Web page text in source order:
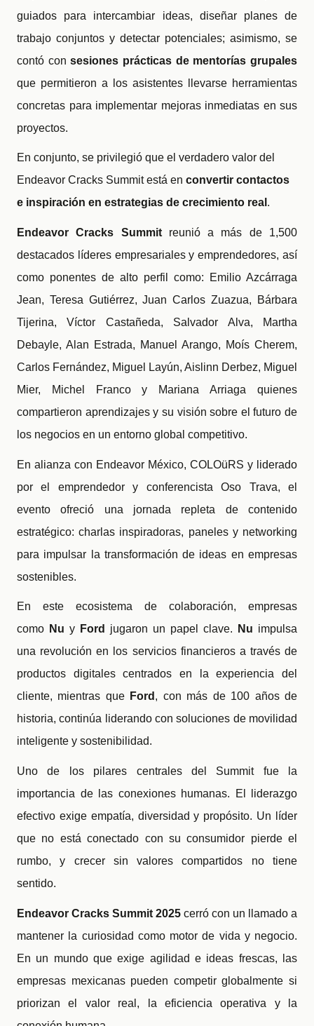
guiados para intercambiar ideas, diseñar planes de
trabajo conjuntos y detectar potenciales; asimismo, se
contó consesiones prácticas de mentorías grupales
que permitieron a los asistentes llevarse herramientas
concretas para implementar mejoras inmediatas en sus
proyectos.
En conjunto, se privilegió que el verdadero valor del
Endeavor Cracks Summit está en convertir contactos
e inspiración en estrategias de crecimiento real .
Endeavor Cracks Summitreunió a más de 1,500
destacados líderes empresariales y emprendedores, así
como ponentes de alto perfil como: Emilio Azcárraga
Jean, Teresa Gutiérrez, Juan Carlos Zuazua, Bárbara
Tijerina, Víctor Castañeda, Salvador Alva, Martha
Debayle, Alan Estrada, Manuel Arango, Moís Cherem,
Carlos Fernández, Miguel Layún, Aislinn Derbez, Miguel
Mier, Michel Franco y Mariana Arriaga quienes
compartieron aprendizajes y su visión sobre el futuro de
los negocios en un entorno global competitivo.
En alianza con Endeavor México, COLOüRS y liderado
por el emprendedor y conferencista Oso Trava, el
evento
ofreció una jornada repleta de contenido
estratégico: charlas inspiradoras, paneles y networking
para impulsar la transformación de ideas en empresas
sostenibles.
En este ecosistema de colaboración, empresas
como Nu y Ford jugaron un papel clave. Nu impulsa
una revolución en los servicios financieros a través de
productos digitales centrados en la experiencia del
cliente, mientras que Ford , con más de 100 años de
historia, continúa liderando con soluciones de movilidad
inteligente y sostenibilidad.
Uno de los pilares centrales del Summit fue la
importancia de las conexiones humanas. El liderazgo
efectivo exige empatía, diversidad y propósito. Un líder
que no está conectado con su consumidor pierde el
rumbo, y crecer sin valores compartidos no tiene
sentido.
Endeavor Cracks Summit 2025 cerró con un llamado a
mantener la curiosidad como motor de vida y negocio.
En un mundo que exige agilidad e ideas frescas, las
empresas mexicanas pueden competir globalmente si
priorizan el valor real, la eficiencia operativa y la